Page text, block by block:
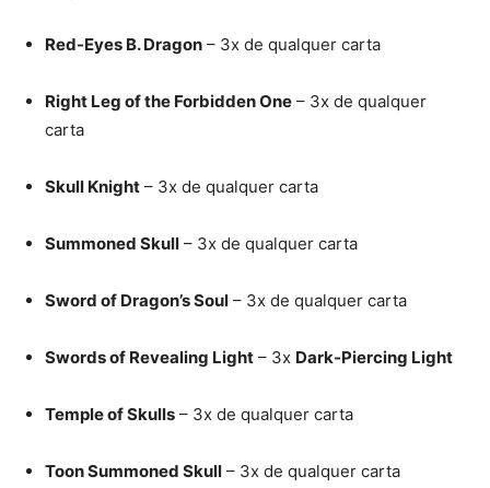
Red-Eyes B. Dragon – 3x de qualquer carta
Right Leg of the Forbidden One – 3x de qualquer
carta
Skull Knight – 3x de qualquer carta
Summoned Skull – 3x de qualquer carta
Sword of Dragon’s Soul – 3x de qualquer carta
Swords of Revealing Light – 3x Dark-Piercing Light
Temple of Skulls – 3x de qualquer carta
Toon Summoned Skull – 3x de qualquer carta